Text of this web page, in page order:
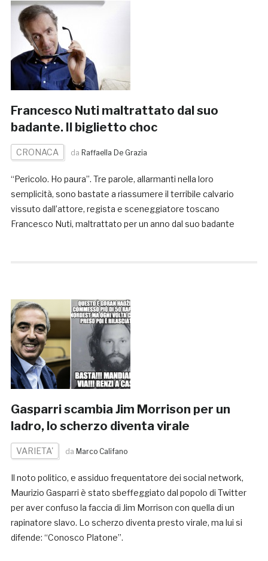
Francesco Nuti maltrattato dal suo
badante. Il biglietto choc
CRONACA da Raffaella De Grazia
“Pericolo. Ho paura”. Tre parole, allarmanti nella loro
semplicità, sono bastate a riassumere il terribile calvario
vissuto dall’attore, regista e sceneggiatore toscano
Francesco Nuti, maltrattato per un anno dal suo badante
Gasparri scambia Jim Morrison per un
ladro, lo scherzo diventa virale
VARIETA' da Marco Califano
Il noto politico, e assiduo frequentatore dei social network,
Maurizio Gasparri è stato sbeffeggiato dal popolo di Twitter
per aver confuso la faccia di Jim Morrison con quella di un
rapinatore slavo. Lo scherzo diventa presto virale, ma lui si
difende: “Conosco Platone”.